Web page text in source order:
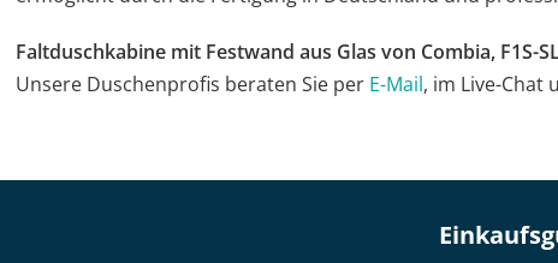
Faltduschkabine mit Festwand aus Glas von Combia, F1S-
Unsere Duschenprofis beraten Sie per E-Mail, im Live-Chat